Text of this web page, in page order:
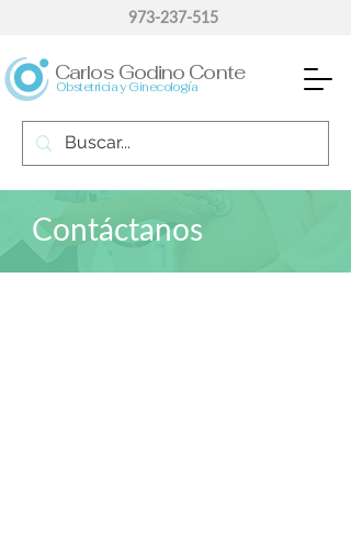
Obstetricia y Ginecología
Carlos Godino Conte
973-237-515
Contáctanos